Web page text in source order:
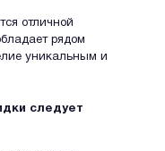
отличной
рядом
уникальным и
следует